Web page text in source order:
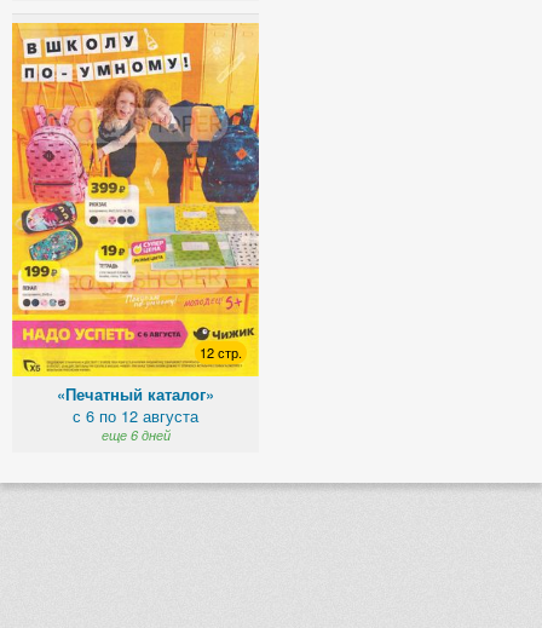
12 стр.
«Печатный каталог»
с 6 по 12 августа
еще 6 дней